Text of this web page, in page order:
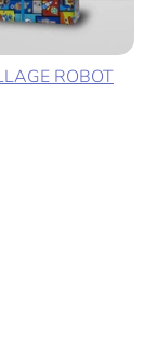
ROBOT